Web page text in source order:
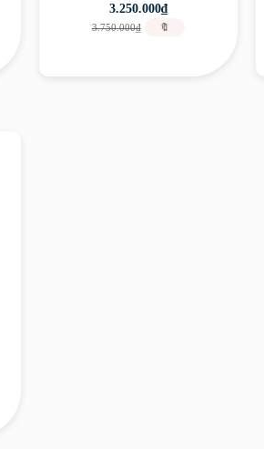
3.250.000₫
3.750.000₫ 🔖